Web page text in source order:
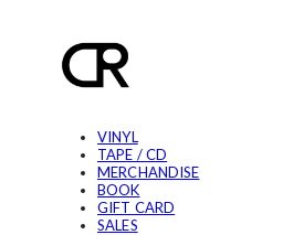
VINYL
TAPE / CD
MERCHANDISE
BOOK
GIFT CARD
SALES